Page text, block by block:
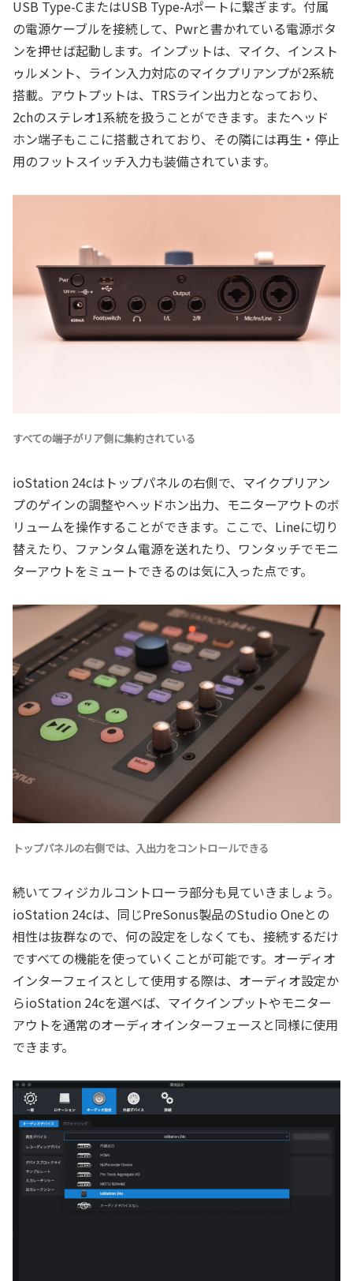
USB Type-CまたはUSB Type-Aポートに繋ぎます。付属
の電源ケーブルを接続して、Pwrと書かれている電源ボタ
ンを押せば起動します。インプットは、マイク、インスト
ゥルメント、ライン入力対応のマイクプリアンプが2系統
搭載。アウトプットは、TRSライン出力となっており、
2chのステレオ1系統を扱うことができます。またヘッド
ホン端子もここに搭載されており、その隣には再生・停止
用のフットスイッチ入力も装備されています。
すべての端子がリア側に集約されている
ioStation 24cはトップパネルの右側で、マイクプリアン
プのゲインの調整やヘッドホン出力、モニターアウトのボ
リュームを操作することができます。ここで、Lineに切り
替えたり、ファンタム電源を送れたり、ワンタッチでモニ
ターアウトをミュートできるのは気に入った点です。
トップパネルの右側では、入出力をコントロールできる
続いてフィジカルコントローラ部分も見ていきましょう。
ioStation 24cは、同じPreSonus製品のStudio Oneとの
相性は抜群なので、何の設定をしなくても、接続するだけ
ですべての機能を使っていくことが可能です。オーディオ
インターフェイスとして使用する際は、オーディオ設定か
らioStation 24cを選べば、マイクインプットやモニター
アウトを通常のオーディオインターフェースと同様に使用
できます。